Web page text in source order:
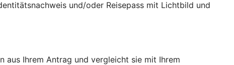
und/oder Reisepass mit Lichtbild und
Ihrem Antrag und vergleicht sie mit Ihrem